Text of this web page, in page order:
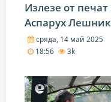
Излезе от
Аспарух
сряда, 14 май 2025
18:56
3k